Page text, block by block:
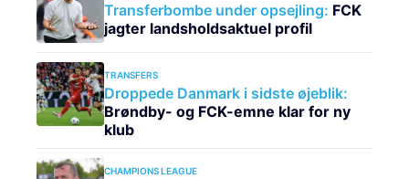
Transferbombe under opsejling: FCK
jagter landsholdsaktuel profil
TRANSFERS
Droppede Danmark i sidste øjeblik:
Brøndby- og FCK-emne klar for ny
klub
CHAMPIONS LEAGUE